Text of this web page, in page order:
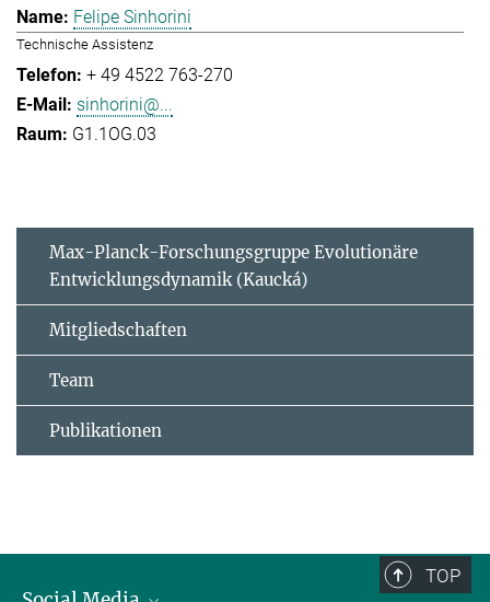
Felipe Sinhorini
Technische Assistenz
+ 49 4522 763-270
sinhorini@...
G1.1OG.03
Max-Planck-Forschungsgruppe Evolutionäre
Entwicklungsdynamik (Kaucká)
Mitgliedschaften
Team
Publikationen
TOP